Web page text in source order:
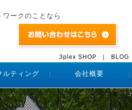
ークのことなら
3plex SHOP BLOG
ルティング 会社概要